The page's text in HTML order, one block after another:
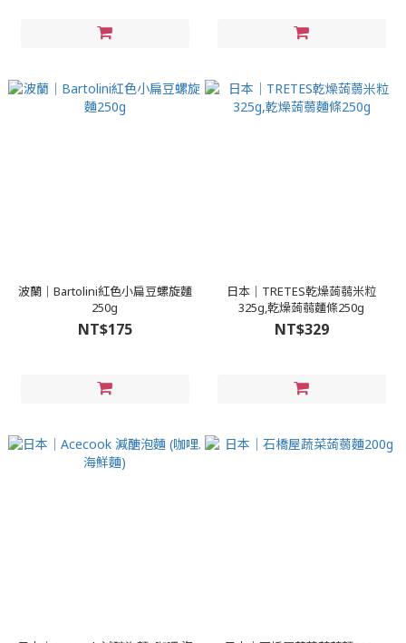
波蘭｜Bartolini紅色小扁豆螺旋麵
250g
NT$175
日本｜TRETES乾燥蒟蒻米粒
325g,乾燥蒟蒻麵條250g
NT$329